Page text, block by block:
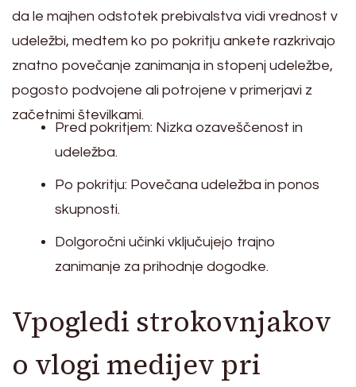
da le majhen odstotek prebivalstva vidi vrednost v
udeležbi, medtem ko po pokritju ankete razkrivajo
znatno povečanje zanimanja in stopenj udeležbe,
pogosto podvojene ali potrojene v primerjavi z
začetnimi številkami.
Pred pokritjem: Nizka ozaveščenost in
udeležba.
Po pokritju: Povečana udeležba in ponos
skupnosti.
Dolgoročni učinki vključujejo trajno
zanimanje za prihodnje dogodke.
Vpogledi strokovnjakov
o vlogi medijev pri